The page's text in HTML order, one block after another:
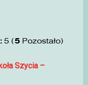
5 (5 Pozostało)
Szycia –